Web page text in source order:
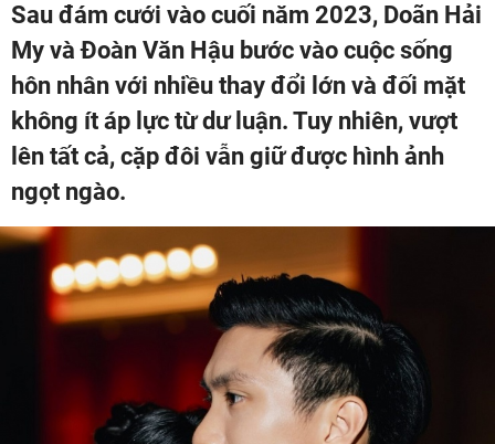
Sau đám cưới vào cuối năm 2023, Doãn Hải
My và Đoàn Văn Hậu bước vào cuộc sống
hôn nhân với nhiều thay đổi lớn và đối mặt
không ít áp lực từ dư luận. Tuy nhiên, vượt
lên tất cả, cặp đôi vẫn giữ được hình ảnh
ngọt ngào.